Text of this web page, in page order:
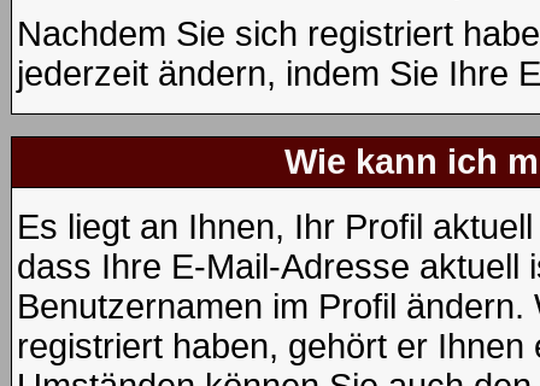
Nachdem Sie sich registriert
jederzeit ändern, indem Sie Ihre
Wie kann ich
Es liegt an Ihnen, Ihr Profil
dass Ihre E-Mail-Adresse aktuell
Benutzernamen im Profil
registriert haben, gehört er